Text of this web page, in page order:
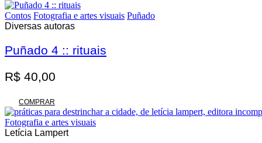
Contos Fotografia e artes visuais Puñado
Diversas autoras
Puñado 4 :: rituais
R$ 40,00
COMPRAR
Fotografia e artes visuais
Letícia Lampert